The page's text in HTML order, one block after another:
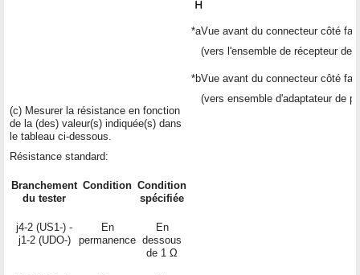
(c) Mesurer la résistance en fonction
de la (des) valeur(s) indiquée(s) dans
le tableau ci-dessous.
Résistance standard:
Branchement
du tester
Condition Condition
spécifiée
j4-2 (US1-) -
j1-2 (UDO-)
En
permanence
En
dessous
de 1 Ω
*aVue avant du connecteur côté
(vers l'ensemble de récepteur de
*bVue avant du connecteur côté
(vers ensemble d'adaptateur de